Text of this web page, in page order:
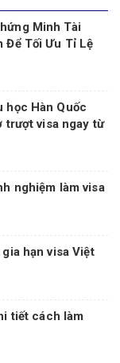
Minh Tài
Để Tối Ưu Tỉ Lệ
học Hàn Quốc
trượt visa ngay từ
nghiệm làm visa
hạn visa Việt
tiết cách làm